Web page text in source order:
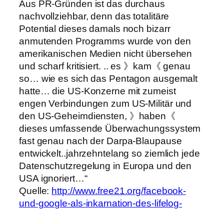
Aus PR-Gründen ist das durchaus
nachvollziehbar, denn das totalitäre
Potential dieses damals noch bizarr
anmutenden Programms wurde von den
amerikanischen Medien nicht übersehen
und scharf kritisiert. .. es 》kam《 genau
so… wie es sich das Pentagon ausgemalt
hatte… die US-Konzerne mit zumeist
engen Verbindungen zum US-Militär und
den US-Geheimdiensten, 》haben《
dieses umfassende Überwachungssystem
fast genau nach der Darpa-Blaupause
entwickelt..jahrzehntelang so ziemlich jede
Datenschutzregelung in Europa und den
USA ignoriert…“
Quelle: http://www.free21.org/facebook-
und-google-als-inkarnation-des-lifelog-